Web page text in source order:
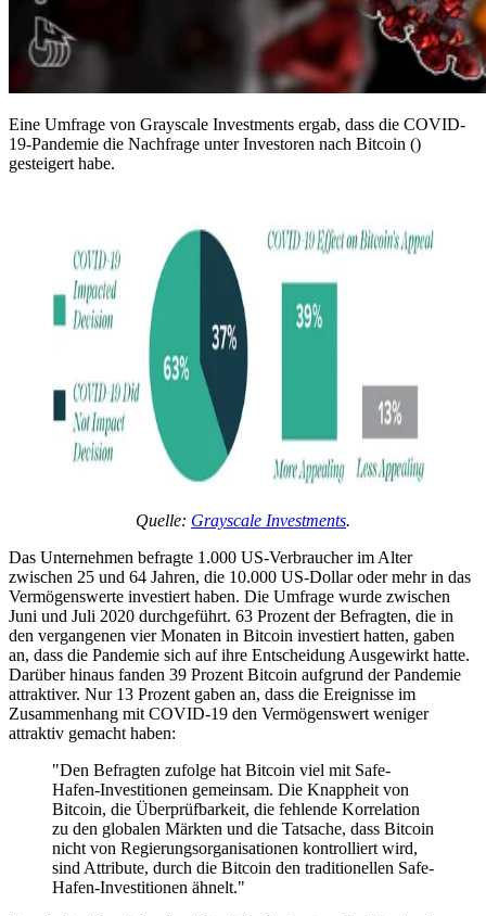
Eine Umfrage von Grayscale Investments ergab, dass die COVID-
19-Pandemie die Nachfrage unter Investoren nach Bitcoin ()
gesteigert habe.
Quelle: Grayscale Investments.
Das Unternehmen befragte 1.000 US-Verbraucher im Alter
zwischen 25 und 64 Jahren, die 10.000 US-Dollar oder mehr in das
Vermögenswerte investiert haben. Die Umfrage wurde zwischen
Juni und Juli 2020 durchgeführt. 63 Prozent der Befragten, die in
den vergangenen vier Monaten in Bitcoin investiert hatten, gaben
an, dass die Pandemie sich auf ihre Entscheidung Ausgewirkt hatte.
Darüber hinaus fanden 39 Prozent Bitcoin aufgrund der Pandemie
attraktiver. Nur 13 Prozent gaben an, dass die Ereignisse im
Zusammenhang mit COVID-19 den Vermögenswert weniger
attraktiv gemacht haben:
"Den Befragten zufolge hat Bitcoin viel mit Safe-
Hafen-Investitionen gemeinsam. Die Knappheit von
Bitcoin, die Überprüfbarkeit, die fehlende Korrelation
zu den globalen Märkten und die Tatsache, dass Bitcoin
nicht von Regierungsorganisationen kontrolliert wird,
sind Attribute, durch die Bitcoin den traditionellen Safe-
Hafen-Investitionen ähnelt."